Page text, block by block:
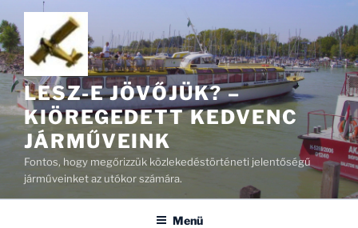
Tartalomhoz
LESZ-E JÖVŐJÜK? –
KIÖREGEDETT KEDVENC
JÁRMŰVEINK
Fontos, hogy megőrizzük közlekedéstörténeti jelentőségű
járműveinket az utókor számára.
Menü